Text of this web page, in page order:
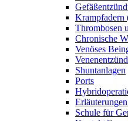
Krampfadern
Thrombosen
Chronische
Venöses
Shuntanlagen
Ports
Schule für